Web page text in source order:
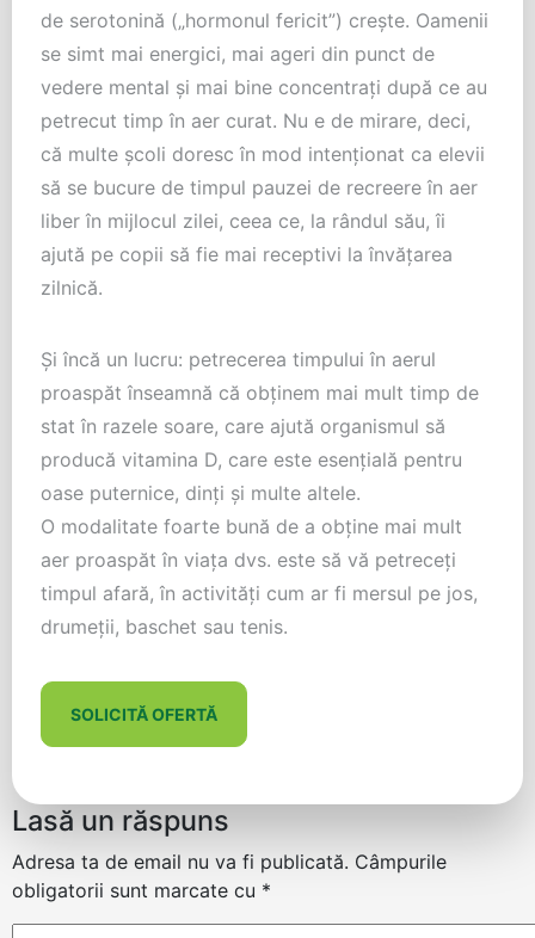
de serotonină („hormonul fericit”) crește. Oamenii
se simt mai energici, mai ageri din punct de
vedere mental și mai bine concentrați după ce au
petrecut timp în aer curat. Nu e de mirare, deci,
că multe școli doresc în mod intenționat ca elevii
să se bucure de timpul pauzei de recreere în aer
liber în mijlocul zilei, ceea ce, la rândul său, îi
ajută pe copii să fie mai receptivi la învățarea
zilnică.
Și încă un lucru: petrecerea timpului în aerul
proaspăt înseamnă că obținem mai mult timp de
stat în razele soare, care ajută organismul să
producă vitamina D, care este esențială pentru
oase puternice, dinți și multe altele.
O modalitate foarte bună de a obține mai mult
aer proaspăt în viața dvs. este să vă petreceți
timpul afară, în activități cum ar fi mersul pe jos,
drumeții, baschet sau tenis.
SOLICITĂ OFERTĂ
Lasă un răspuns
Adresa ta de email nu va fi publicată. Câmpurile
obligatorii sunt marcate cu *